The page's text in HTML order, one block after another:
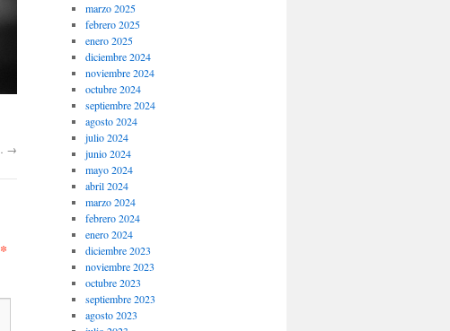
→
*
marzo 2025
febrero 2025
enero 2025
diciembre 2024
noviembre 2024
octubre 2024
septiembre 2024
agosto 2024
julio 2024
junio 2024
mayo 2024
abril 2024
marzo 2024
febrero 2024
enero 2024
diciembre 2023
noviembre 2023
octubre 2023
septiembre 2023
agosto 2023